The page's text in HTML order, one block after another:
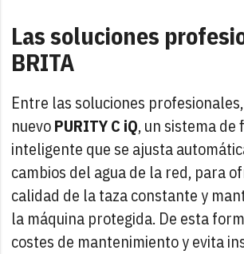
Las soluciones
BRITA
Entre las soluciones
nuevoPURITY C iQ, un sistema
inteligente que se ajusta
cambios del agua de la red, para
calidad de la taza constante y
la máquina protegida. De esta
costes de mantenimiento y evita